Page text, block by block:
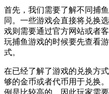
首先，我们需要了解不同捕
同。一些游戏会直接将兑换
戏则需要通过官方网站或者
玩捕鱼游戏的时候要先查看
式。
在已经了解了游戏的兑换方
够的金币或者代币用于兑换